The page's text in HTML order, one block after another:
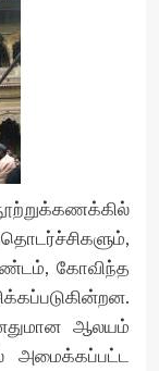
கோவிந்த
ஆலயம்
அமைக்கப்பட்ட